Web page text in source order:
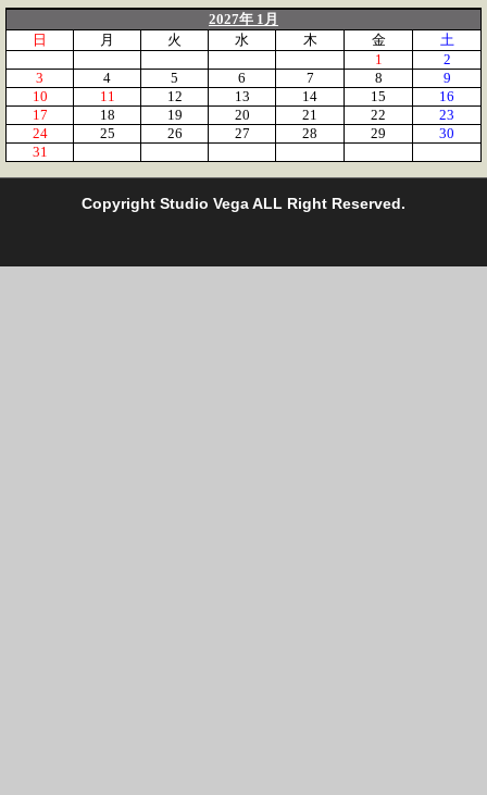
2027年 1月
日
月 火 水 木 金
土
1
2
3
4 5 6 7 8
9
10
11 12 13 14 15
16
17
18 19 20 21 22
23
24
25 26 27 28 29
30
31
Copyright Studio Vega ALL Right Reserved.